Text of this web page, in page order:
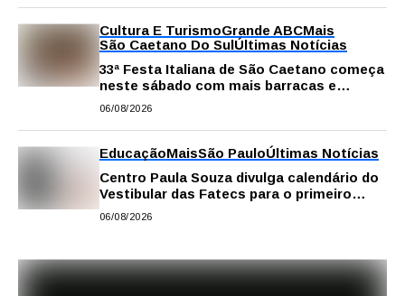
Cultura E TurismoGrande ABCMais
São Caetano Do SulÚltimas Notícias
33ª Festa Italiana de São Caetano começa
neste sábado com mais barracas e
novidades em decoração e atrações
06/08/2026
EducaçãoMaisSão PauloÚltimas Notícias
Centro Paula Souza divulga calendário do
Vestibular das Fatecs para o primeiro
semestre de 2027
06/08/2026